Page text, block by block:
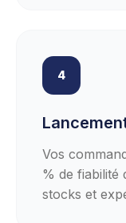
4
Vos
% de fiabilité
stocks et